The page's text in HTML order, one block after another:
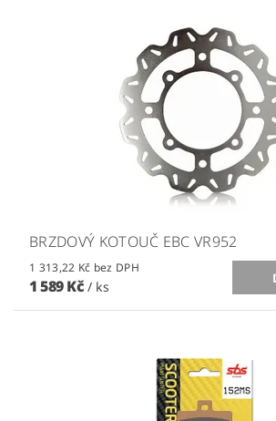
BRZDOVÝ KOTOUČ EBC VR952
1 313,22 Kč bez DPH
1 589 Kč / ks